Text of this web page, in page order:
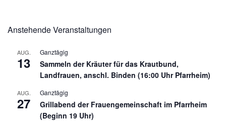
Anstehende Veranstaltungen
AUG.
13
Ganztägig
Sammeln der Kräuter für das Krautbund,
Landfrauen, anschl. Binden (16:00 Uhr Pfarrheim)
AUG.
27
Ganztägig
Grillabend der Frauengemeinschaft im Pfarrheim
(Beginn 19 Uhr)